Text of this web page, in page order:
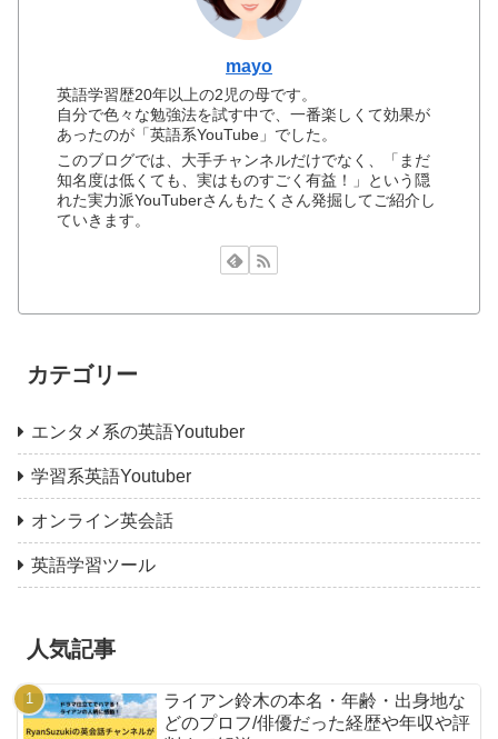
mayo
英語学習歴20年以上の2児の母です。
自分で色々な勉強法を試す中で、一番楽しくて効果が
あったのが「英語系YouTube」でした。
このブログでは、大手チャンネルだけでなく、「まだ
知名度は低くても、実はものすごく有益！」という隠
れた実力派YouTuberさんもたくさん発掘してご紹介し
ていきます。
カテゴリー
エンタメ系の英語Youtuber
学習系英語Youtuber
オンライン英会話
英語学習ツール
人気記事
ライアン鈴木の本名・年齢・出身地な
どのプロフ/俳優だった経歴や年収や評